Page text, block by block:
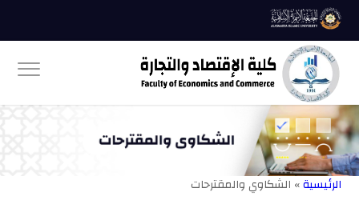
الرئيسية» الشكاوي والمقترحات